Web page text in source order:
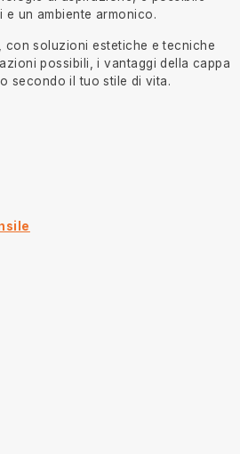
un ambiente armonico.
con soluzioni estetiche e tecniche
possibili, i vantaggi della cappa
secondo il tuo stile di vita.